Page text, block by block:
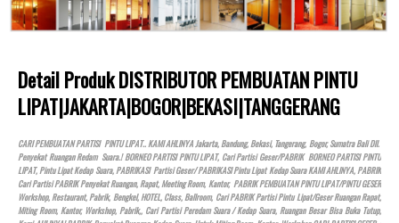
Detail Produk DISTRIBUTOR PEMBUATAN PINTU
LIPAT|JAKARTA|BOGOR|BEKASI|TANGGERANG
CARI PEMBUATAN PARTISI PINTU LIPAT.. KAMI AHLINYA Jakarta, Bandung, Bekasi, Tangerang, Bogor, Sumatra Bali Dll.
Penyekat Ruangan Redam Suara.! BORNEO PARTISI PINTU LIPAT, Cari Partisi Geser/PABRIK BORNEO PARTISI PINTU
LIPAT, Pintu Lipat Kedap Suara, PABRIKASI Partisi Geser/ PABRIKASI Pintu Lipat Kedap Suara KAMI AHLINYA, PABRIK
Cari Partisi PABRIK Penyekat Ruangan, Rapat, Meeting Room, Kantor, PABRIK PEMBUATAN PINTU LIPAT/PINTU GESER
Workshop, Restaurant, Pabrik, Bengkel,HOTEL, Class, Ballroom, Cari PABRIK Partisi Pintu Lipat/Geser Ruangan Rapat,
Miting Room, Kantor, Workshop, Pabrik,, Cari Partisi Peredam Suara / Kedap Suara, Ruangan Besar Bisa Buka Tutup,